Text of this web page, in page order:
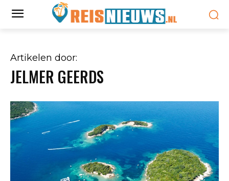
Artikelen door:
JELMER GEERDS